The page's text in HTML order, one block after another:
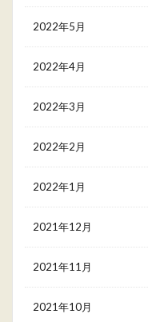
2022年5月
2022年4月
2022年3月
2022年2月
2022年1月
2021年12月
2021年11月
2021年10月